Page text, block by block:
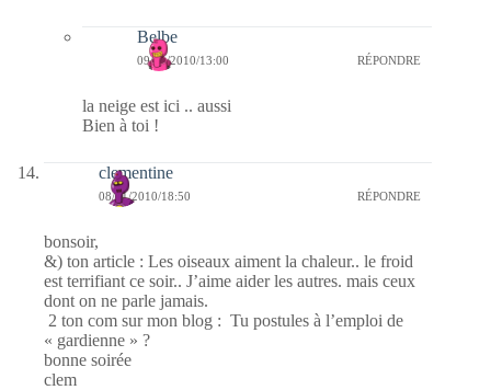
Belbe
09/01/2010/13:00 RÉPONDRE
la neige est ici .. aussi
Bien à toi !
clementine
08/01/2010/18:50 RÉPONDRE
bonsoir,
&) ton article : Les oiseaux aiment la chaleur.. le froid
est terrifiant ce soir.. J’aime aider les autres. mais ceux
dont on ne parle jamais.
2 ton com sur mon blog : Tu postules à l’emploi de
« gardienne » ?
bonne soirée
clem